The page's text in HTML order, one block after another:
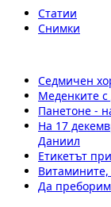
Статии
Снимки
Седмичен
Меденките
Панетоне -
На 17
Даниил
Етикетът
Да преборим